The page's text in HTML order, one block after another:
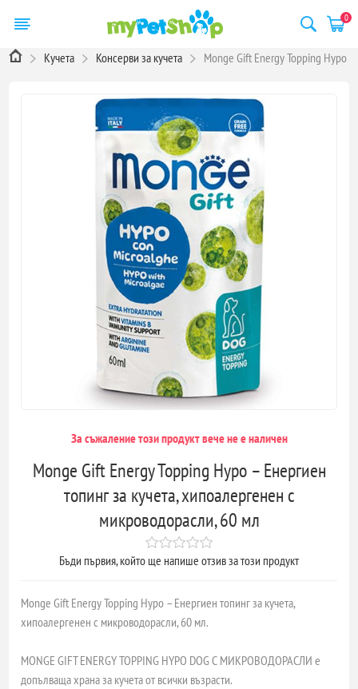
0
Кучета Консерви за кучета Monge Gift Energy Topping Hypo
За съжаление този продукт вече не е наличен
Monge Gift Energy Topping Hypo – Енергиен
топинг за кучета, хипоалергенен с
микроводорасли, 60 мл
Бъди първия, който ще напише отзив за този продукт
Monge Gift Energy Topping Hypo – Енергиен топинг за кучета,
хипоалергенен с микроводорасли, 60 мл.
MONGE GIFT ENERGY TOPPING HYPO DOG С МИКРОВОДОРАСЛИ е
допълваща храна за кучета от всички възрасти.